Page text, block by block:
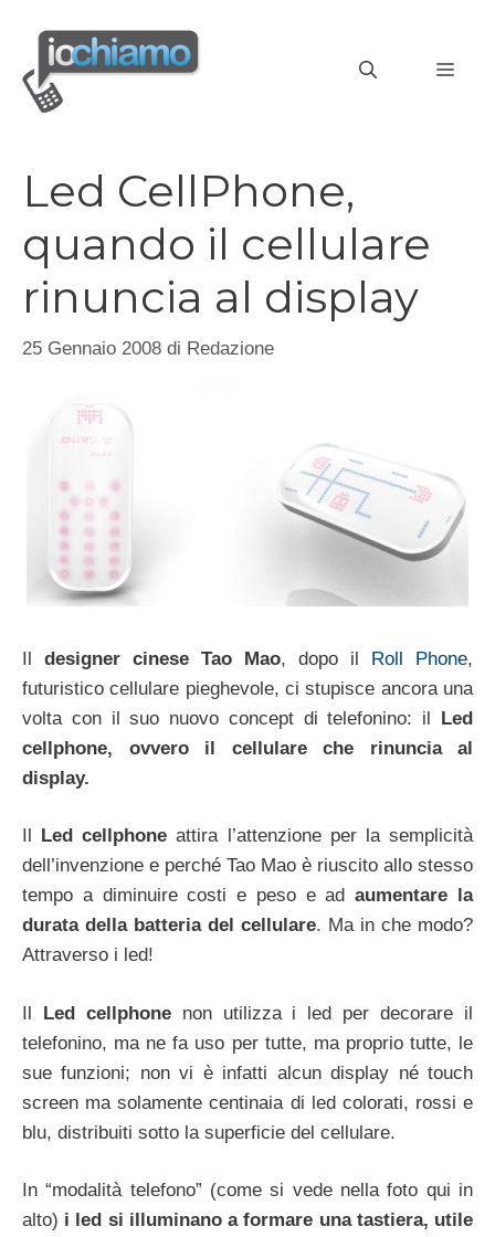
contenuto
Led CellPhone,
quando il cellulare
rinuncia al display
25 Gennaio 2008 di Redazione
Il designer cinese Tao Mao, dopo il Roll Phone,
futuristico cellulare pieghevole, ci stupisce ancora una
volta con il suo nuovo concept di telefonino: il Led
cellphone, ovvero il cellulare che rinuncia al
display.
Led cellphone attira l’attenzione per la semplicità
dell’invenzione e perché Tao Mao è riuscito allo stesso
tempo a diminuire costi e peso e adaumentare la
durata della batteria del cellulare. Ma in che modo?
Attraverso i led!
Il Led cellphonenon utilizza i led per decorare il
telefonino, ma ne fa uso per tutte, ma proprio tutte, le
sue funzioni; non vi è infatti alcun display né touch
screen ma solamente centinaia di led colorati, rossi e
blu, distribuiti sotto la superficie del cellulare.
In “modalità telefono” (come si vede nella foto qui in
alto) i led si illuminano a formare una tastiera, utile